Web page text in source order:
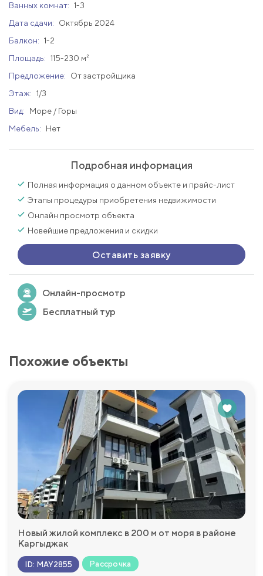
Ванных комнат: 1-3
Дата сдачи:
Октябрь 2024
Балкон: 1-2
Площадь: 115-230 м²
Предложение:
От застройщика
Этаж: 1/3
Вид:
Море / Горы
Мебель:
Нет
Подробная информация
Полная информация о данном объекте и прайс-лист
Этапы процедуры приобретения недвижимости
Онлайн просмотр объекта
Новейшие предложения и скидки
Оставить заявку
Онлайн-просмотр
Бесплатный тур
Похожие объекты
Новый жилой комплекс в 200 м от моря в районе
Каргыджак
ID: MAY2855 Рассрочка